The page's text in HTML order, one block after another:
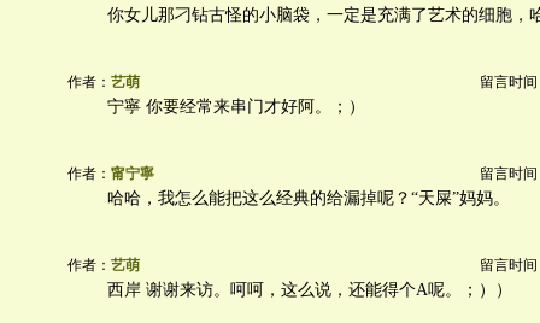
你女儿那刁钻古怪的小脑袋，一定是充满了艺术的细胞，
作者： 艺萌 留言时间
宁寧 你要经常来串门才好阿。；）
作者： 甯宁寧 留言时间
哈哈，我怎么能把这么经典的给漏掉呢？“天屎”妈妈。
作者： 艺萌 留言时间
西岸 谢谢来访。呵呵，这么说，还能得个A呢。；））